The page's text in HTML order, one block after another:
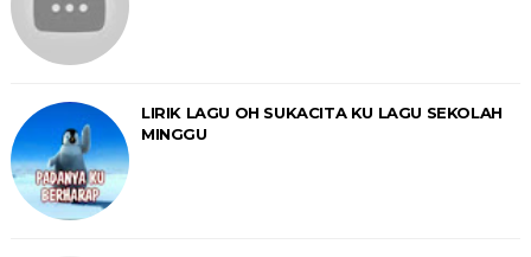
LIRIK LAGU OH SUKACITA KU LAGU SEKOLAH
MINGGU